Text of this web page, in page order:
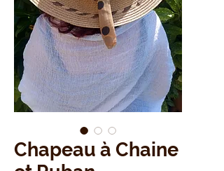
Chapeau à Chaine